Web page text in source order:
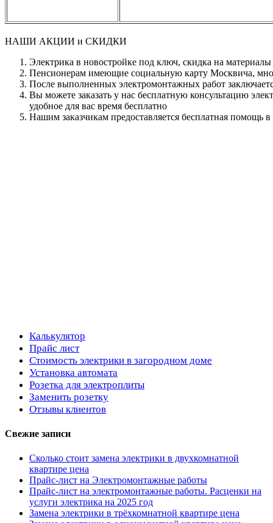
НАШИ АКЦИИ и СКИДКИ
Электрика в новостройке под ключ, скидка на
Пенсионерам имеющие социальную карту Москвича,
После выполненных электромонтажных работ
Вы можете заказать у нас бесплатную консультацию
удобное для вас время бесплатно
Нашим заказчикам предоставляется бесплатная помощь
Калькулятор
Прайс лист
Стоимость электрики в загородном доме
Установка автомата
Розетка для электроплиты
Заменить розетку
Отзывы клиентов
Свежие записи
Сколько стоит замена электрики в двухкомнатной
квартире цена
Прайс-лист на Электромонтажные работы
Прайс-лист на электромонтажные работы. Расценки на
услуги электрика на 2025 год
Замена электрики в трёхкомнатной квартире цена